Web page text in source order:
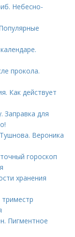
Небесно-
прокола.
Как действует
Заправка для
Вероника
гороскоп
хранения
Пигментное